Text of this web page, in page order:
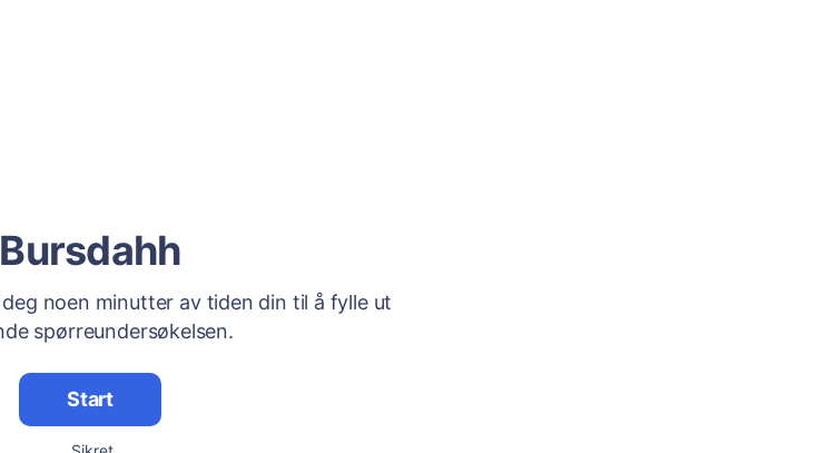
Bursdahh
noen minutter av tiden din til å fylle ut
spørreundersøkelsen.
Start